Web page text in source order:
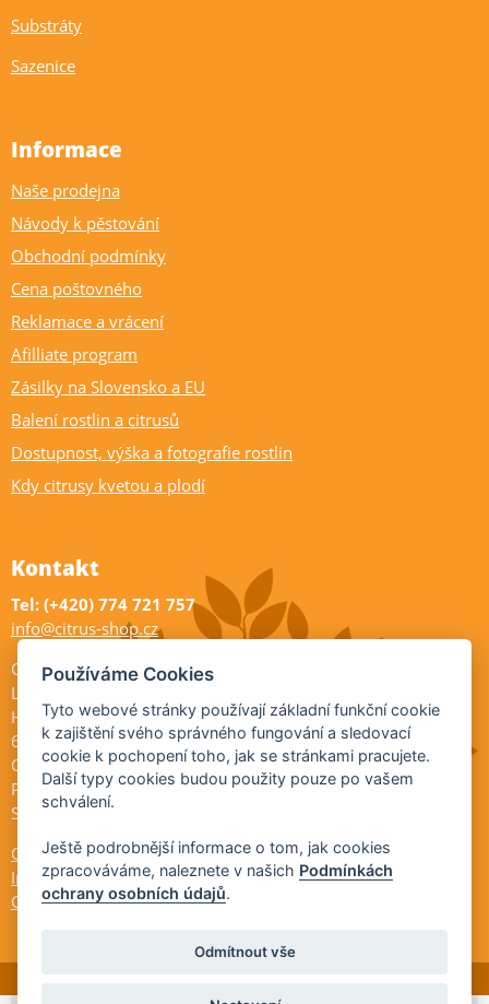
Substráty
Sazenice
Informace
Naše prodejna
Návody k pěstování
Obchodní podmínky
Cena poštovného
Reklamace a vrácení
Afilliate program
Zásilky na Slovensko a EU
Balení rostlin a citrusů
Dostupnost, výška a fotografie rostlin
Kdy citrusy kvetou a plodí
Kontakt
Tel: (+420) 774 721 757
info@citrus-shop.cz
Citrus shop zahradnictví
Legionářů 2
Hodonín
695 01
Otevřeno:
Po-Pá 9-17
So 9-11:30
Ochrana osobních údajů
Informace ÚKZÚZ
Cookies
Používáme Cookies
Tyto webové stránky používají základní funkční cookie
k zajištění svého správného fungování a sledovací
cookie k pochopení toho, jak se stránkami pracujete.
Další typy cookies budou použity pouze po vašem
schválení.
Ještě podrobnější informace o tom, jak cookies
zpracováváme, naleznete v našich Podmínkách
ochrany osobních údajů.
Odmítnout vše